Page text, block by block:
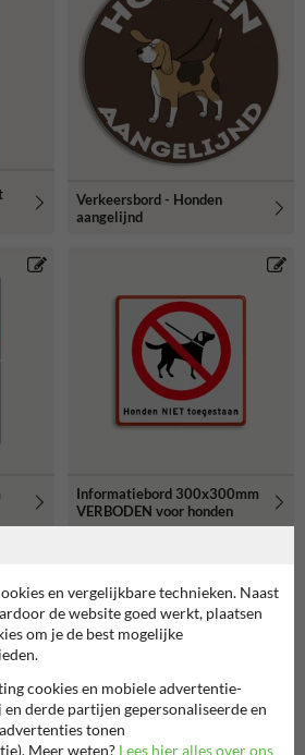
Verkeersbord - Honden
aangelijnd
Informatiebord 300x300mm
VERBODEN voor honden
en vergelijkbare technieken. Naast
de website goed werkt, plaatsen
om je de best mogelijke
cookies en mobiele advertentie-
derde partijen gepersonaliseerde en
tonen
Meer weten? Lees hier alles over ons